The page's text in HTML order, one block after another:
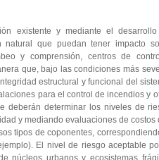
existente y mediante el
que puedan tener impacto
y comprensión, centros de
que, bajo las condiciones más
estructural y funcional del
para el control de incendios y
deberán determinar los niveles de
y mediando evaluaciones de costos
tipos de coponentes,
El nivel de riesgo aceptable
núcleos urbanos y ecosistemas